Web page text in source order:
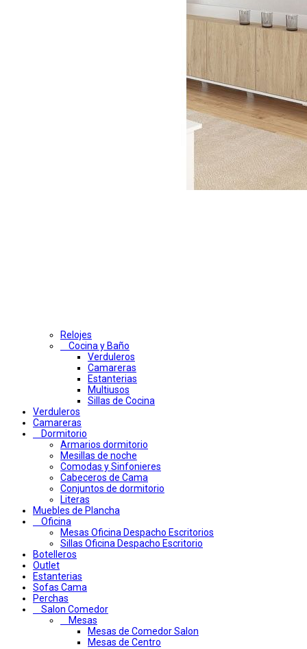
Relojes
Cocina y Baño
Verduleros
Camareras
Estanterias
Multiusos
Sillas de Cocina
Verduleros
Camareras
Dormitorio
Armarios dormitorio
Mesillas de noche
Comodas y Sinfonieres
Cabeceros de Cama
Conjuntos de dormitorio
Literas
Muebles de Plancha
Oficina
Mesas Oficina Despacho Escritorios
Sillas Oficina Despacho Escritorio
Botelleros
Outlet
Estanterias
Sofas Cama
Perchas
Salon Comedor
Mesas
Mesas de Comedor Salon
Mesas de Centro